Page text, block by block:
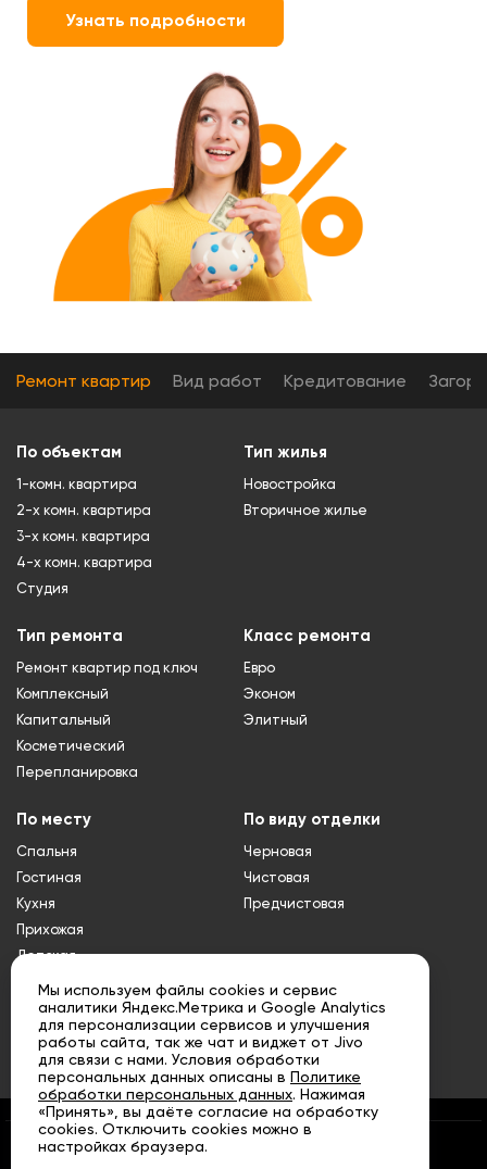
Узнать подробности
Ремонт квартир Вид работ Кредитование
По объектам
1-комн. квартира
2-х комн. квартира
3-х комн. квартира
4-х комн. квартира
Студия
Тип жилья
Новостройка
Вторичное жилье
Тип ремонта
Ремонт квартир под ключ
Комплексный
Капитальный
Косметический
Перепланировка
Класс ремонта
Евро
Эконом
Элитный
По месту
Спальня
Гостиная
Кухня
Прихожая
Детская
Туалет
Ванная
Совмещенный
санузел
По виду отделки
Черновая
Чистовая
Предчистовая
© «АРТА» Санкт - Петербург, 2007 - 2026
Мы используем файлы cookies и сервис
аналитики Яндекс.Метрика и Google Analytics
для персонализации сервисов и улучшения
работы сайта, так же чат и виджет от Jivo
для связи с нами. Условия обработки
персональных данных описаны в Политике
обработки персональных данных. Нажимая
«Принять», вы даёте согласие на обработку
cookies. Отключить cookies можно в
настройках браузера.